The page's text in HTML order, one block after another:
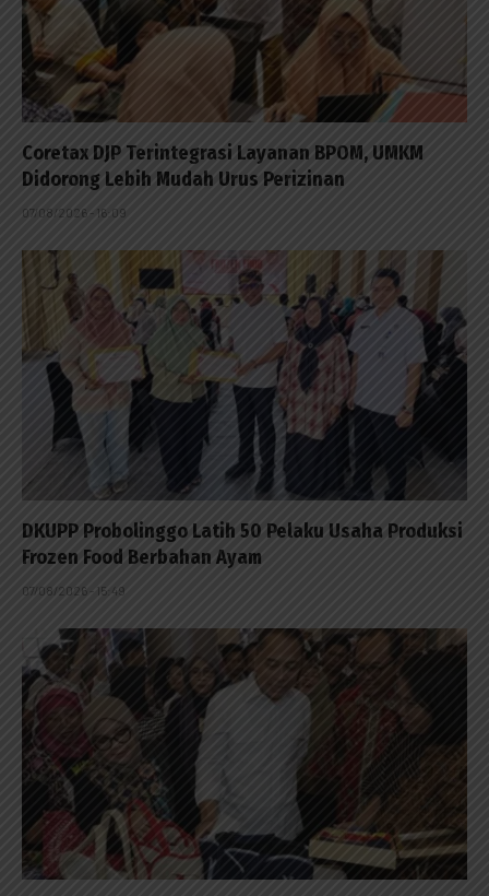
Coretax DJP Terintegrasi Layanan BPOM, UMKM
Didorong Lebih Mudah Urus Perizinan
07/08/2026 - 16:09
DKUPP Probolinggo Latih 50 Pelaku Usaha Produksi
Frozen Food Berbahan Ayam
07/08/2026 - 15:49